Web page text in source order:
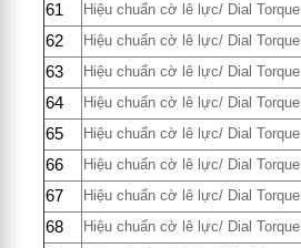
61 Hiệu chuẩn cờ lê lực/ Dial
62 Hiệu chuẩn cờ lê lực/ Dial
63 Hiệu chuẩn cờ lê lực/ Dial
64 Hiệu chuẩn cờ lê lực/ Dial
65 Hiệu chuẩn cờ lê lực/ Dial
66 Hiệu chuẩn cờ lê lực/ Dial
67 Hiệu chuẩn cờ lê lực/ Dial
68 Hiệu chuẩn cờ lê lực/ Dial